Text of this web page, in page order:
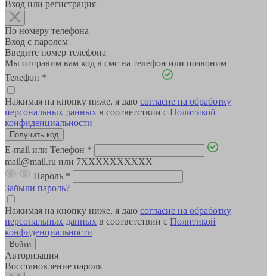
Вход или регистрация
По номеру телефона
Вход с паролем
Введите номер телефона
Мы отправим вам код в смс на телефон или позвоним
Телефон *
Нажимая на кнопку ниже, я даю согласие на обработку
персональных данных в соответствии с Политикой
конфиденциальности
E-mail или Телефон *
mail@mail.ru или 7XXXXXXXXXX
Пароль *
Забыли пароль?
Нажимая на кнопку ниже, я даю согласие на обработку
персональных данных в соответствии с Политикой
конфиденциальности
Авторизация
Восстановление пароля